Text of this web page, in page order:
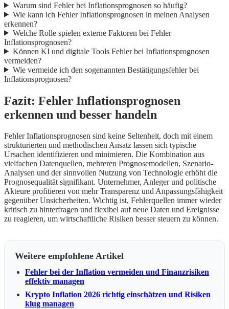
Warum sind Fehler bei Inflationsprognosen so häufig?
Wie kann ich Fehler Inflationsprognosen in meinen Analysen
erkennen?
Welche Rolle spielen externe Faktoren bei Fehler
Inflationsprognosen?
Können KI und digitale Tools Fehler bei Inflationsprognosen
vermeiden?
Wie vermeide ich den sogenannten Bestätigungsfehler bei
Inflationsprognosen?
Fazit: Fehler Inflationsprognosen
erkennen und besser handeln
Fehler Inflationsprognosen sind keine Seltenheit, doch mit einem
strukturierten und methodischen Ansatz lassen sich typische
Ursachen identifizieren und minimieren. Die Kombination aus
vielfachen Datenquellen, mehreren Prognosemodellen, Szenario-
Analysen und der sinnvollen Nutzung von Technologie erhöht die
Prognosequalität signifikant. Unternehmer, Anleger und politische
Akteure profitieren von mehr Transparenz und Anpassungsfähigkeit
gegenüber Unsicherheiten. Wichtig ist, Fehlerquellen immer wieder
kritisch zu hinterfragen und flexibel auf neue Daten und Ereignisse
zu reagieren, um wirtschaftliche Risiken besser steuern zu können.
Weitere empfohlene Artikel
Fehler bei der Inflation vermeiden und Finanzrisiken
effektiv managen
Krypto Inflation 2026 richtig einschätzen und Risiken
klug managen